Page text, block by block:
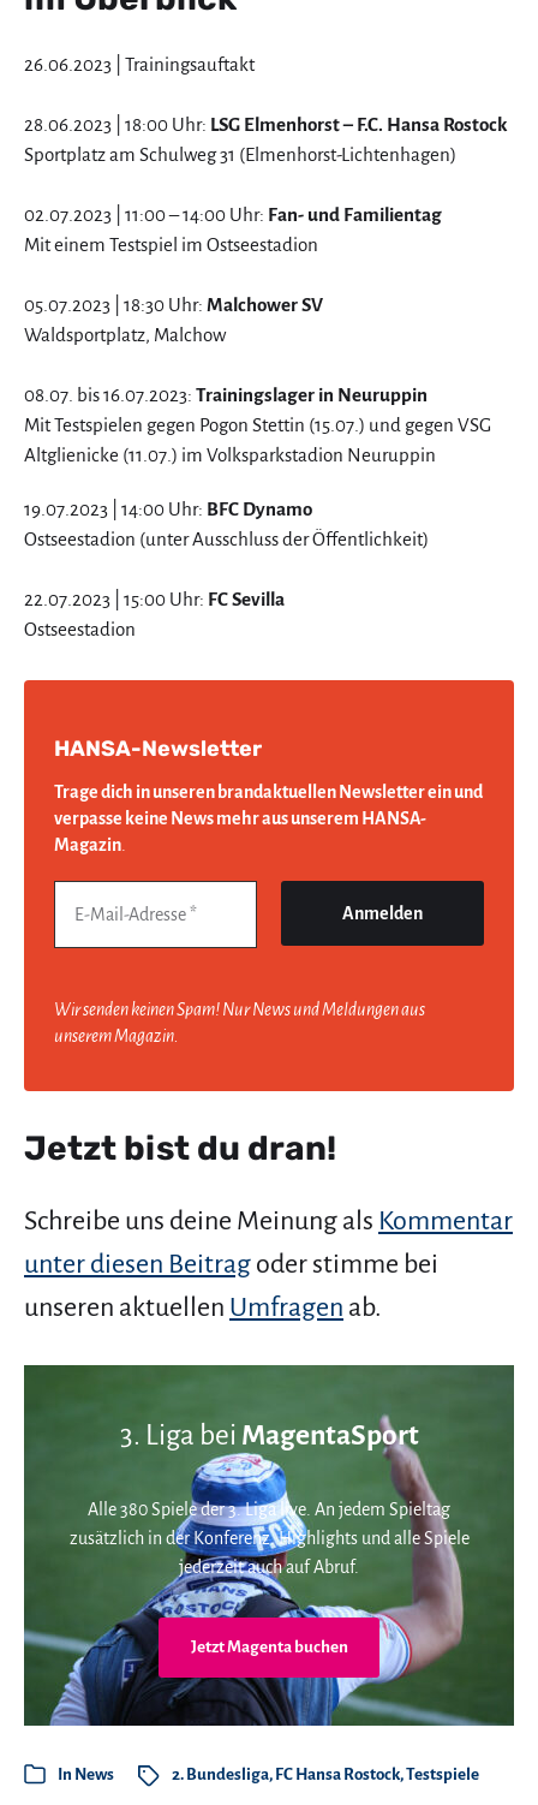
26.06.2023 | Trainingsauftakt
28.06.2023 | 18:00 Uhr: LSG Elmenhorst – F.C. Hansa Rostock
Sportplatz am Schulweg 31 (Elmenhorst-Lichtenhagen)
02.07.2023 | 11:00 – 14:00 Uhr: Fan- und Familientag
Mit einem Testspiel im Ostseestadion
05.07.2023 | 18:30 Uhr: Malchower SV
Waldsportplatz, Malchow
08.07. bis 16.07.2023: Trainingslager in Neuruppin
Mit Testspielen gegen Pogon Stettin (15.07.) und gegen VSG
Altglienicke (11.07.) im Volksparkstadion Neuruppin
19.07.2023 | 14:00 Uhr: BFC Dynamo
Ostseestadion (unter Ausschluss der Öffentlichkeit)
22.07.2023 | 15:00 Uhr: FC Sevilla
Ostseestadion
HANSA-Newsletter
Trage dich in unseren brandaktuellen Newsletter ein und
verpasse keine News mehr aus unserem HANSA-
Magazin
Wir senden keinen Spam! Nur News und Meldungen aus
unserem Magazin.
Jetzt bist du dran!
Schreibe uns deine Meinung als Kommentar
unter diesen Beitrag oder stimme bei
unseren aktuellen Umfragen ab.
3. Liga bei MagentaSport
Alle 380 Spiele der 3. Liga live. An jedem Spieltag
zusätzlich in der Konferenz. Highlights und alle Spiele
jederzeit auch auf Abruf.
Jetzt Magenta buchen
In News 2. Bundesliga, FC Hansa Rostock,Testspiele